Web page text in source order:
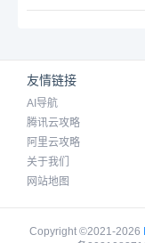
友情链接
AI导航
腾讯云攻略
阿里云攻略
关于我们
网站地图
Copyright ©2021-2026